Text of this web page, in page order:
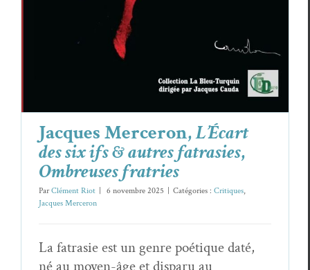
Jacques Merceron,L’Écart
des six ifs & autres fatrasies,
Ombreuses fratries
ParClément Riot 6 novembre 2025 Catégories : Critiques,
Jacques Merceron
La fatrasie est un genre poétique daté,